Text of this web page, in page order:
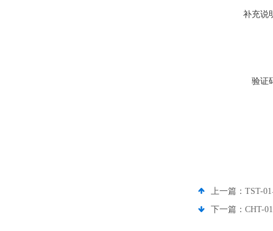
补充说
验证
上一篇： TST-
下一篇： CHT-